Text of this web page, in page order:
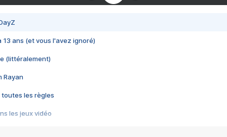
13 ans (et vous l'avez ignoré)
(littéralement)
Rayan
toutes les règles
les jeux vidéo